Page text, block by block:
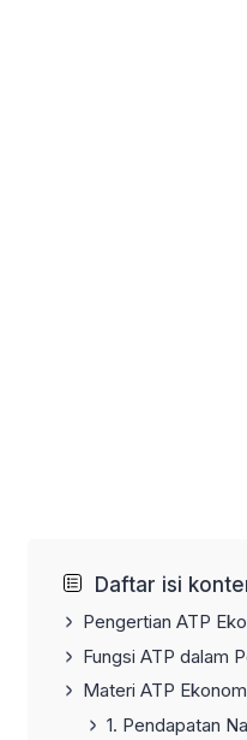
Daftar isi
Pengertian ATP
Fungsi ATP dalam
Materi ATP
1. Pendapatan